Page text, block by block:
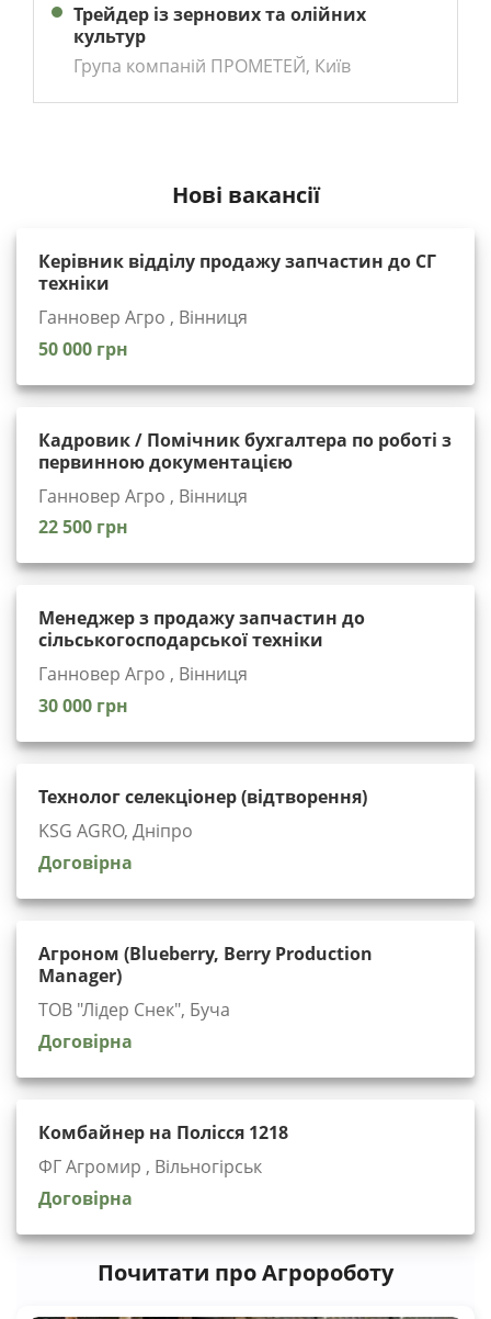
Трейдер із зернових та олійних
культур
Група компаній ПРОМЕТЕЙ, Київ
Нові вакансії
Керівник відділу продажу запчастин до СГ
техніки
Ганновер Агро , Вінниця
50 000 грн
Кадровик / Помічник бухгалтера по роботі з
первинною документацією
Ганновер Агро , Вінниця
22 500 грн
Менеджер з продажу запчастин до
сільськогосподарської техніки
Ганновер Агро , Вінниця
30 000 грн
Технолог селекціонер (відтворення)
KSG AGRO, Дніпро
Договірна
Агроном (Blueberry, Berry Production
Manager)
ТОВ "Лідер Снек", Буча
Договірна
Комбайнер на Полісся 1218
ФГ Агромир , Вільногірськ
Договірна
Почитати про Агророботу